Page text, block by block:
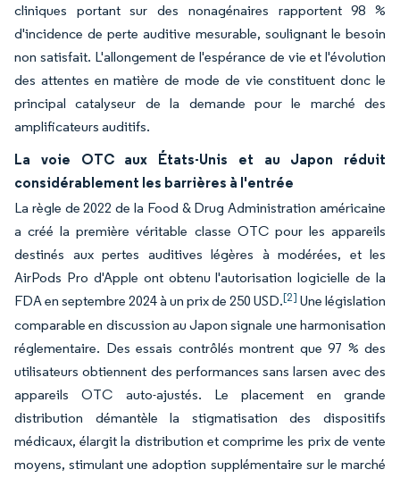
cliniques portant sur des nonagénaires rapportent 98 %
d'incidence de perte auditive mesurable, soulignant le besoin
non satisfait. L'allongement de l'espérance de vie et l'évolution
des attentes en matière de mode de vie constituent donc le
principal catalyseur de la demande pour le marché des
amplificateurs auditifs.
La voie OTC aux États-Unis et au Japon réduit
considérablement les barrières à l'entrée
La règle de 2022 de la Food & Drug Administration américaine
a créé la première véritable classe OTC pour les appareils
destinés aux pertes auditives légères à modérées, et les
AirPods Pro d'Apple ont obtenu l'autorisation logicielle de la
FDA en septembre 2024 à un prix de 250 USD.[2] Une législation
comparable en discussion au Japon signale une harmonisation
réglementaire. Des essais contrôlés montrent que 97 % des
utilisateurs obtiennent des performances sans larsen avec des
appareils OTC auto-ajustés. Le placement en grande
distribution démantèle la stigmatisation des dispositifs
médicaux, élargit la distribution et comprime les prix de vente
moyens, stimulant une adoption supplémentaire sur le marché